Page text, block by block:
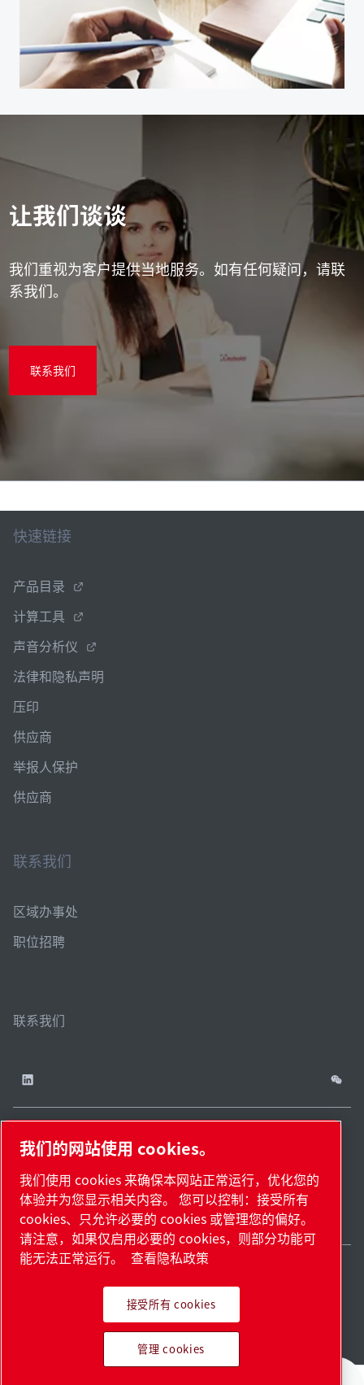
让我们谈谈
我们重视为客户提供当地服务。如有任何疑问，请联
系我们。
联系我们
快速链接
产品目录
计算工具
声音分析仪
法律和隐私声明
压印
供应商
举报人保护
供应商
联系我们
区域办事处
职位招聘
联系我们
地
图.
cookies18009737
号-2
12011302124444
号
国际贸易有限公司版权
所有
China / ZH
Pioneering products.
Passionately applied.
我们的网站使用 cookies。
我们使用 cookies 来确保本网站正常运行，优化您的
体验并为您显示相关内容。 您可以控制：接受所有
cookies、只允许必要的 cookies 或管理您的偏好。
请注意，如果仅启用必要的 cookies，则部分功能可
能无法正常运行。
查看隐私政策
接受所有 cookies
管理 cookies